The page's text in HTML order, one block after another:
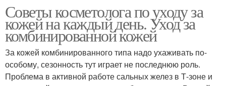
Советы косметолога по уходу за
кожей на каждый день. Уход за
комбинированной кожей
За кожей комбинированного типа надо ухаживать по-
особому, сезонность тут играет не последнюю роль.
Проблема в активной работе сальных желез в Т-зоне и